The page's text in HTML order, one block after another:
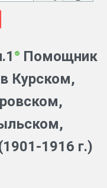
Помощник
Курском,
1916 г.)